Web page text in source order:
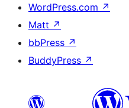
WordPress.com ↗
Matt ↗
bbPress ↗
BuddyPress ↗